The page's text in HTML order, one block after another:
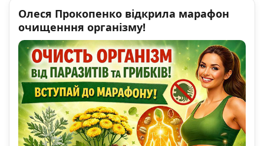
Олеся Прокопенко відкрила марафон
очищенння організму!